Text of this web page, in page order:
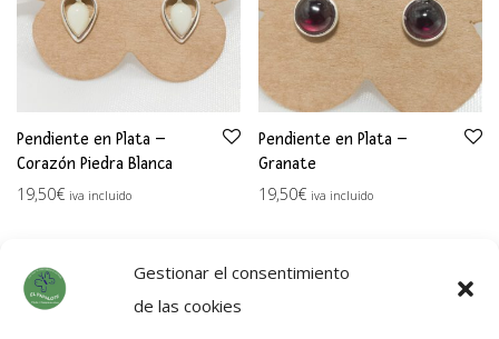
Gestionar el consentimiento
de las cookies
Pendiente en Plata –
Corazón Piedra Blanca
19,50€ iva incluido
Pendiente en Plata –
Granate
19,50€ iva incluido